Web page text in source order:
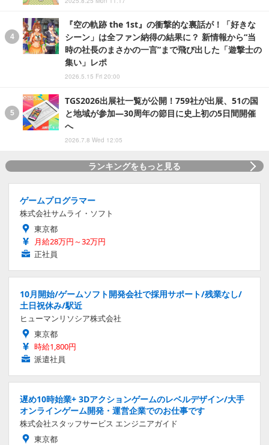
『空の軌跡 the 1st』の衝撃的な裏話が！「好きな
シーン」は全ファン納得の結果に？ 新情報から“当
時の社長のまさかの一言”まで飛び出した「遊撃士の
集い」レポ
2026.5.15 Fri 20:00
TGS2026出展社一覧が公開！759社が出展、51の国
と地域が参加―30周年の節目に史上初の5日間開催
へ
2026.7.8 Wed 12:05
ランキングをもっと見る
ゲームプログラマー
株式会社サムライ・ソフト
東京都
月給28万円～32万円
正社員
10月開始/ゲームソフト開発会社で採用サポート/残業なし/
土日祝休み/駅近
ヒューマンリソシア株式会社
東京都
時給1,800円
派遣社員
遅め10時始業+ 3Dアクションゲームのレベルデザイン/大手
オンラインゲーム開発・運営企業でのお仕事です
株式会社スタッフサービス エンジニアガイド
東京都